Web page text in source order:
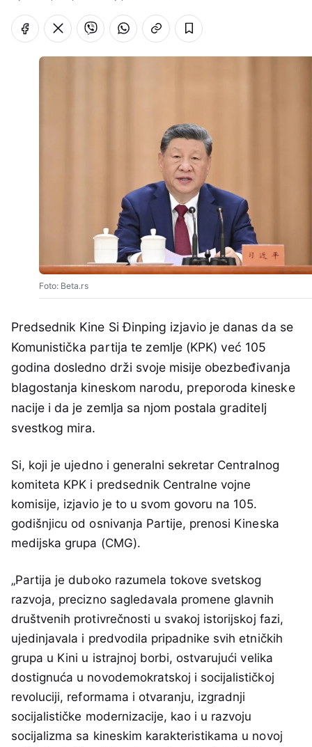
Foto: Beta.rs
Predsednik Kine Si Đinping izjavio je danas da se
Komunistička partija te zemlje (KPK) već 105
godina dosledno drži svoje misije obezbeđivanja
blagostanja kineskom narodu, preporoda kineske
nacije i da je zemlja sa njom postala graditelj
svestkog mira.
Si, koji je ujedno i generalni sekretar Centralnog
komiteta KPK i predsednik Centralne vojne
komisije, izjavio je to u svom govoru na 105.
godišnjicu od osnivanja Partije, prenosi Kineska
medijska grupa (CMG).
„Partija je duboko razumela tokove svetskog
razvoja, precizno sagledavala promene glavnih
društvenih protivrečnosti u svakoj istorijskoj fazi,
ujedinjavala i predvodila pripadnike svih etničkih
grupa u Kini u istrajnoj borbi, ostvarujući velika
dostignuća u novodemokratskoj i socijalističkoj
revoluciji, reformama i otvaranju, izgradnji
socijalističke modernizacije, kao i u razvoju
socijalizma sa kineskim karakteristikama u novoj